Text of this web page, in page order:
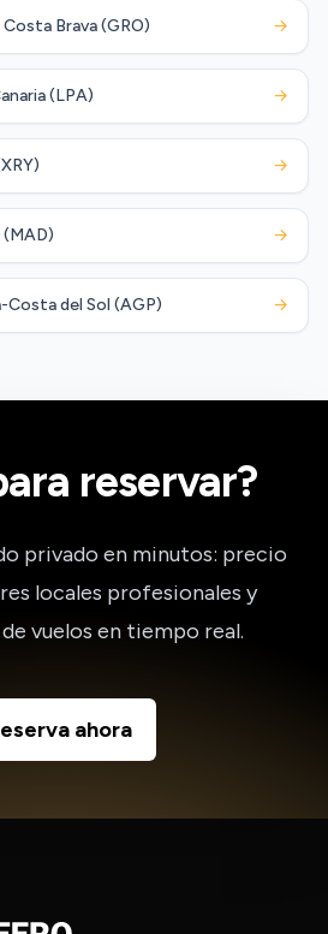
Brava (GRO) →
(LPA) →
→
→
del Sol (AGP) →
reservar?
privado en minutos: precio
locales profesionales y
vuelos en tiempo real.
ahora